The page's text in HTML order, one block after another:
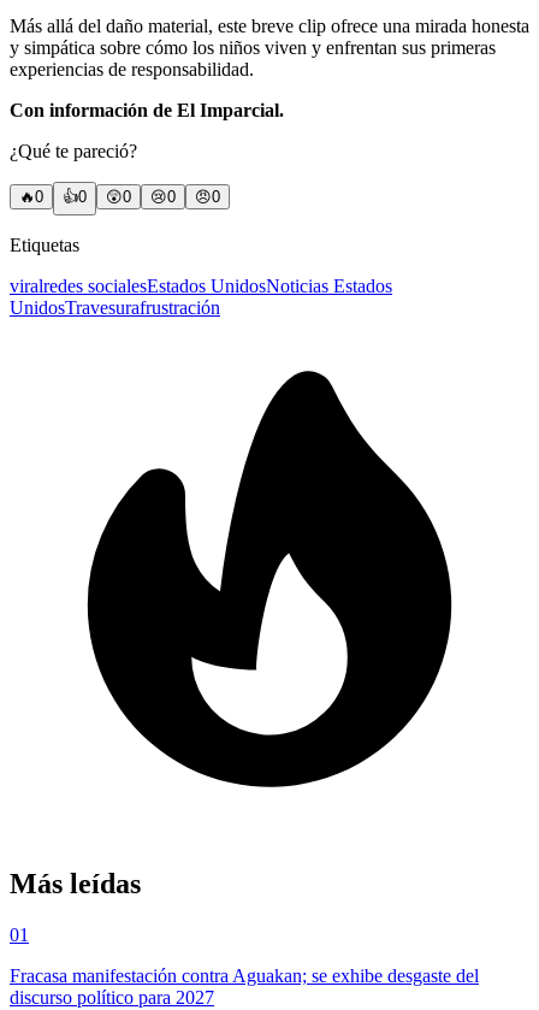
Más allá del daño material, este breve clip ofrece una mirada honesta
y simpática sobre cómo los niños viven y enfrentan sus primeras
experiencias de responsabilidad.
Con información de El Imparcial.
¿Qué te pareció?
🔥0 👍0 😲0 😢0 😠0
Etiquetas
viralredes socialesEstados UnidosNoticias Estados
UnidosTravesurafrustración
Más leídas
01
Fracasa manifestación contra Aguakan; se exhibe desgaste del
discurso político para 2027